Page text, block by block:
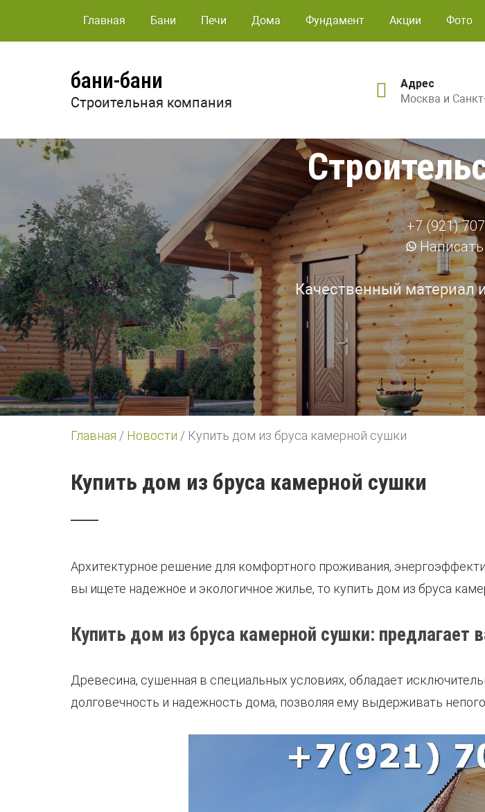
Главная Бани Печи Дома Фундамент Акции Фото
бани-бани
Строительная компания
Адрес
Москва и
+7 (921)
Написать
Качественный материал
Главная / Новости / Купить дом из бруса камерной сушки
Купить дом из бруса камерной сушки
Архитектурное решение для комфортного проживания,
вы ищете надежное и экологичное жилье, то купить дом из бруса
Купить дом из бруса камерной сушки:
Древесина, сушенная в специальных условиях, обладает
долговечность и надежность дома, позволяя ему выдерживать